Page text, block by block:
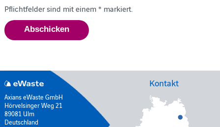
Pflichtfelder sind mit einem * markiert.
Axians eWaste GmbH
Hörvelsinger Weg 21
89081 Ulm
Deutschland
Kontakt